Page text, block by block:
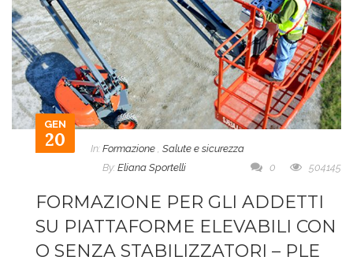
GEN
20 In: Formazione Salute e sicurezza
By: Eliana Sportelli 0 504145
FORMAZIONE PER GLI ADDETTI
SU PIATTAFORME ELEVABILI CON
O SENZA STABILIZZATORI – PLE